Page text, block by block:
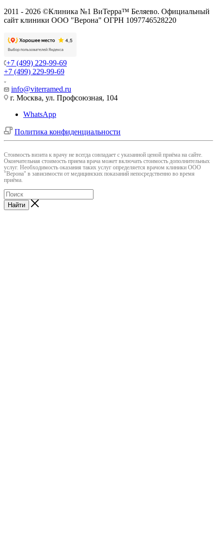
2011 - 2026 ©Клиника №1 ВиТерра™ Беляево. Официальный
сайт клиники ООО "Верона" ОГРН 1097746528220
+7 (499) 229-99-69
+7 (499) 229-99-69
info@viterramed.ru
г. Москва, ул. Профсоюзная, 104
WhatsApp
Политика конфиденциальности
Cтоимость визита к врачу не всегда совпадает с указанной ценой приёма на сайте.
Окончательная стоимость приема врача может включать стоимость дополнительных
услуг. Необходимость оказания таких услуг определяется врачом клиники ООО
"Верона" в зависимости от медицинских показаний непосредственно во время
приёма.
Найти